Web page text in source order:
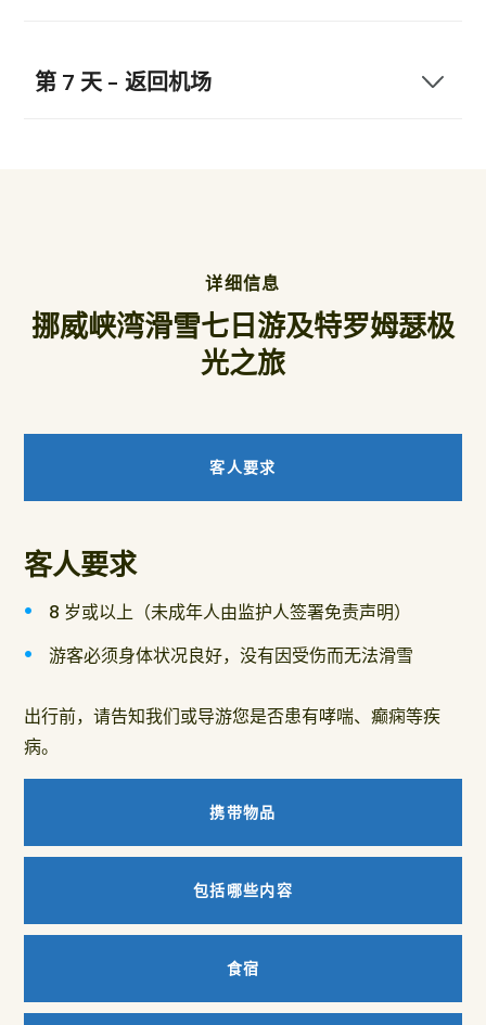
第 7 天 - 返回机场
详细信息
挪威峡湾滑雪七日游及特罗姆瑟极
光之旅
客人要求
客人要求
8 岁或以上（未成年人由监护人签署免责声明）
游客必须身体状况良好，没有因受伤而无法滑雪
出行前，请告知我们或导游您是否患有哮喘、癫痫等疾
病。
携带物品
包括哪些内容
食宿